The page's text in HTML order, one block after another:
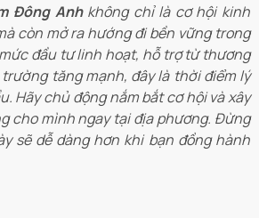
Đông Anhkhông chỉ là cơ hội kinh
còn mở ra hướng đi bền vững trong
đầu tư linh hoạt, hỗ trợ từ thương
tăng mạnh, đây là thời điểm lý
Hãy chủ động nắm bắt cơ hội và xây
cho mình ngay tại địa phương. Đừng
sẽ dễ dàng hơn khi bạn đồng hành